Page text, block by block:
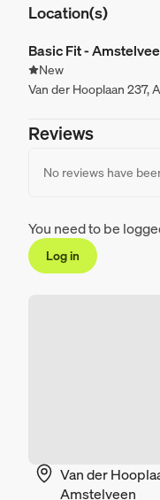
Location(s)
Basic Fit -
New
Van der Hooplaan 237,
Reviews
No reviews have
You need to be
Log in
Van der
Amstelveen